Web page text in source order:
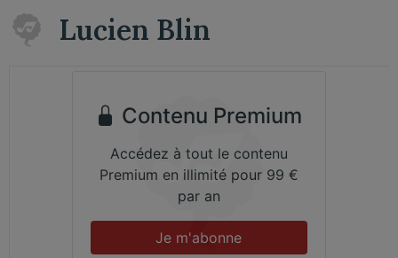
Lucien Blin
Contenu Premium
Accédez à tout le contenu
Premium en illimité pour 99 €
par an
Je m'abonne